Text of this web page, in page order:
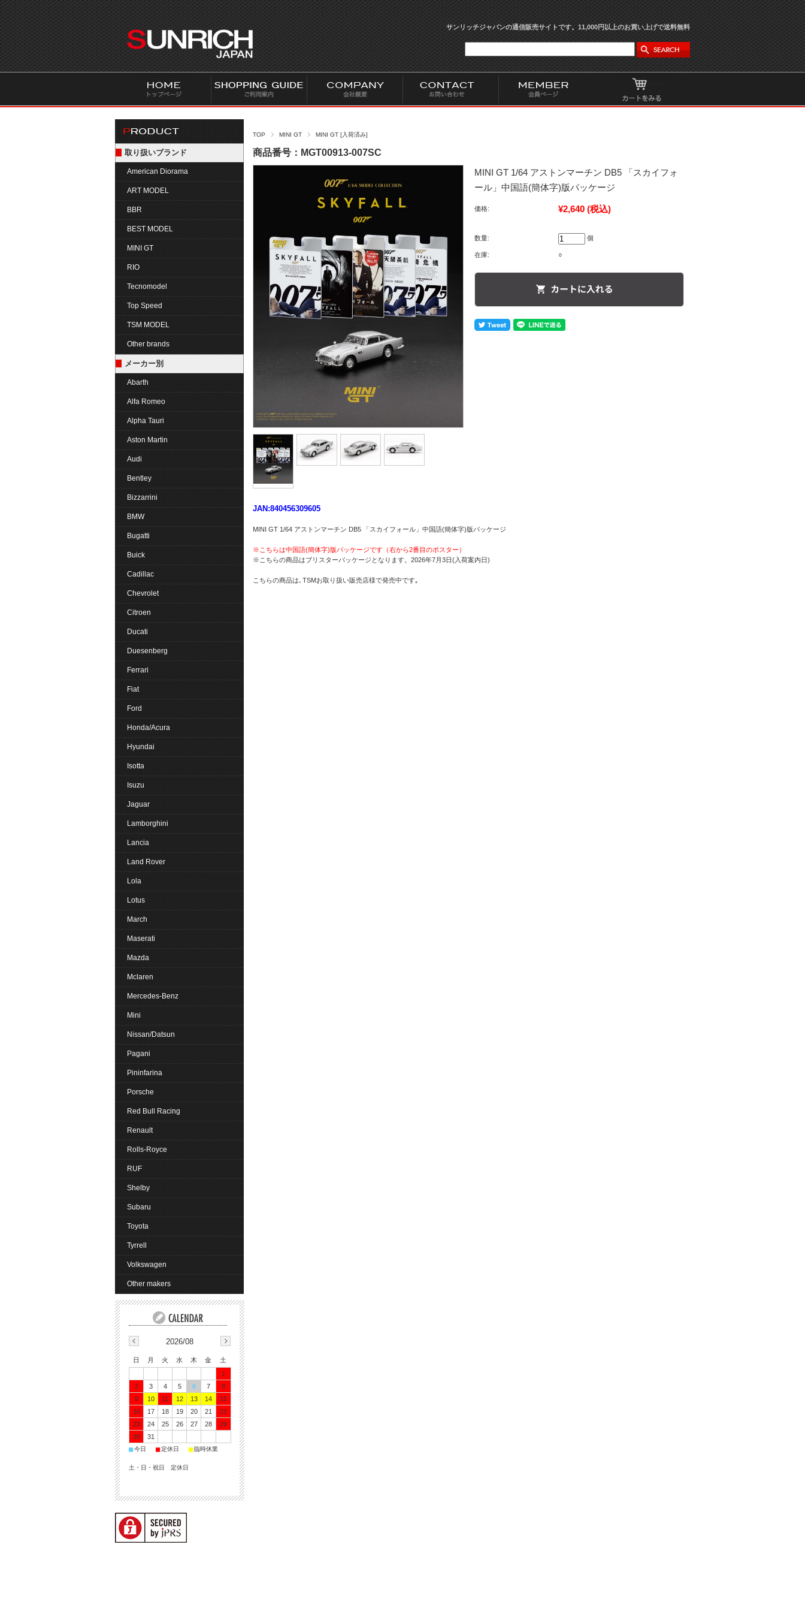
U
N
I
J
A
A
サンリッチジャパンの通信販売サイトです。11,000円以上のお買い上げで送料無料
TOP MINI GT MINI GT [入荷済み]
商品番号：MGT00913-007SC
MINI GT 1/64 アストンマーチン DB5 「スカイフォ
ール」中国語(簡体字)版パッケージ
価格: ¥2,640 (税込)
数量: 個
在庫: ○
JAN:840456309605
MINI GT 1/64 アストンマーチン DB5 「スカイフォール」中国語(簡体字)版パッケージ
※こちらは中国語(簡体字)版パッケージです（右から2番目のポスター）
※こちらの商品はブリスターパッケージとなります。2026年7月3日(入荷案内日)
こちらの商品は､TSMお取り扱い販売店様で発売中です｡
取り扱いブランド
American Diorama
ART MODEL
BBR
BEST MODEL
MINI GT
RIO
Tecnomodel
Top Speed
TSM MODEL
Other brands
メーカー別
Abarth
Alfa Romeo
Alpha Tauri
Aston Martin
Audi
Bentley
Bizzarrini
BMW
Bugatti
Buick
Cadillac
Chevrolet
Citroen
Ducati
Duesenberg
Ferrari
Fiat
Ford
Honda/Acura
Hyundai
Isotta
Isuzu
Jaguar
Lamborghini
Lancia
Land Rover
Lola
Lotus
March
Maserati
Mazda
Mclaren
Mercedes-Benz
Mini
Nissan/Datsun
Pagani
Pininfarina
Porsche
Red Bull Racing
Renault
Rolls-Royce
RUF
Shelby
Subaru
Toyota
Tyrrell
Volkswagen
Other makers
2026/08
日 月 火 水 木 金
土
1
2
3 4 5 6 7
8
9
10 11 12 13 14
15
16
17 18 19 20 21
22
23
24 25 26 27 28
29
30
31
■今日 ■定休日 ■臨時休業
土・日・祝日 定休日